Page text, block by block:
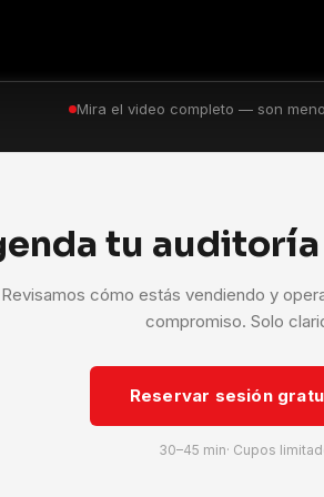
Mira el video completo — son
tu
Revisamos cómo estás vendiendo y
compromiso. Solo
Reservar sesión
30–45 min· Cupos